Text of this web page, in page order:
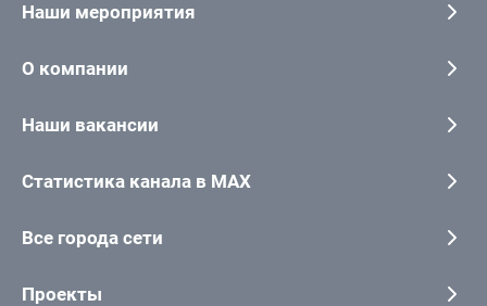
Наши мероприятия
О компании
Наши вакансии
Статистика канала в MAX
Все города сети
Проекты